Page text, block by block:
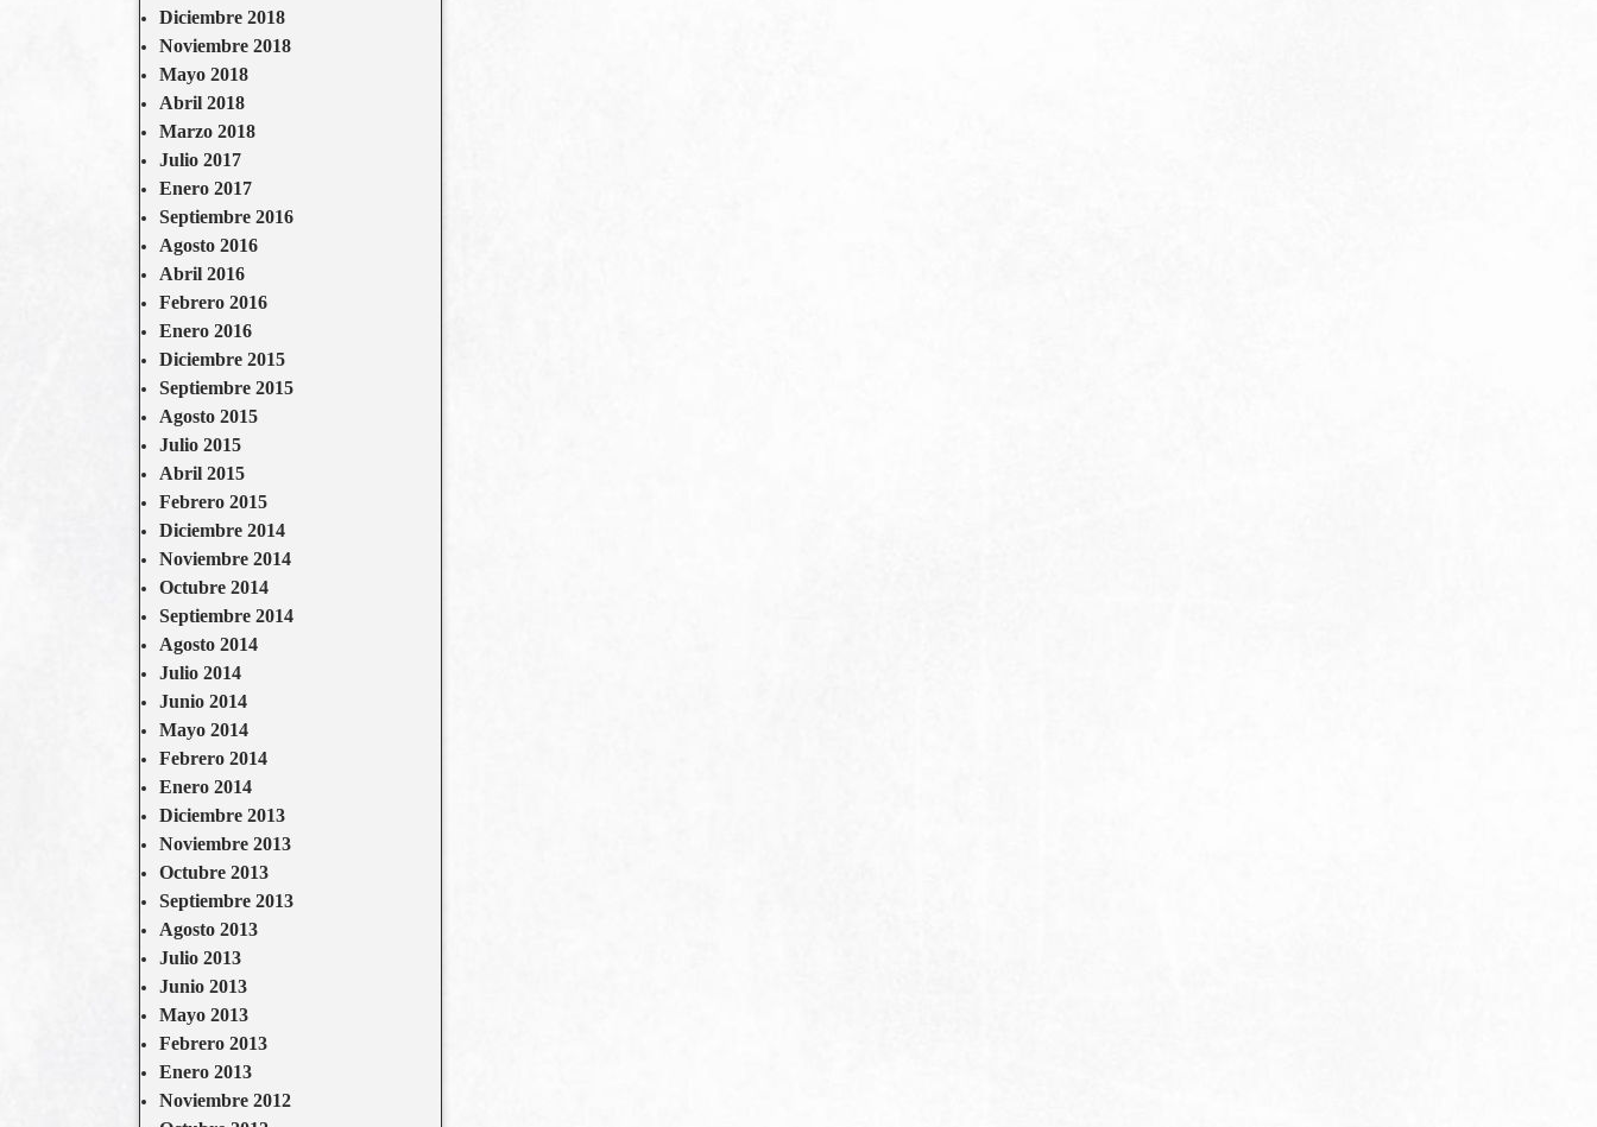
Diciembre 2018
Noviembre 2018
Mayo 2018
Abril 2018
Marzo 2018
Julio 2017
Enero 2017
Septiembre 2016
Agosto 2016
Abril 2016
Febrero 2016
Enero 2016
Diciembre 2015
Septiembre 2015
Agosto 2015
Julio 2015
Abril 2015
Febrero 2015
Diciembre 2014
Noviembre 2014
Octubre 2014
Septiembre 2014
Agosto 2014
Julio 2014
Junio 2014
Mayo 2014
Febrero 2014
Enero 2014
Diciembre 2013
Noviembre 2013
Octubre 2013
Septiembre 2013
Agosto 2013
Julio 2013
Junio 2013
Mayo 2013
Febrero 2013
Enero 2013
Noviembre 2012